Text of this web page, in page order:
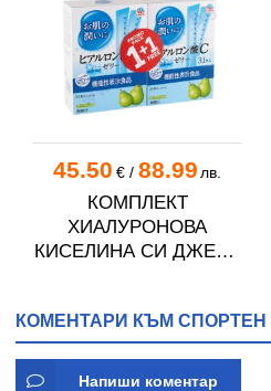
45.50 €/ 88.99 лв.
КОМПЛЕКТ
ХИАЛУРОНОВА
КИСЕЛИНА СИ ДЖЕЛИ
КОМЕНТАРИ КЪМ СПОРТЕН
Напиши коментар